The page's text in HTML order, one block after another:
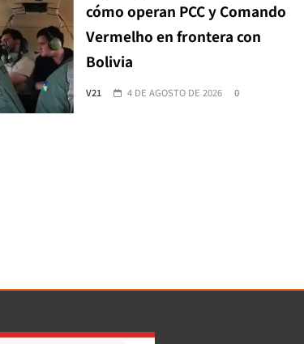
cómo operan PCC y Comando
Vermelho en frontera con
Bolivia
V21 4 DE AGOSTO DE 2026 0